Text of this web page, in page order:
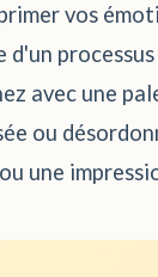
vos
avec une
ou
une